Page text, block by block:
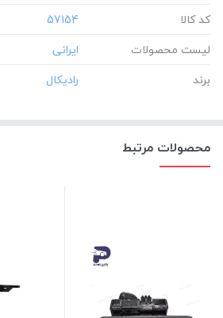
کد کالا
‎57154
لیست محصولات
برند
محصولات مرتبط